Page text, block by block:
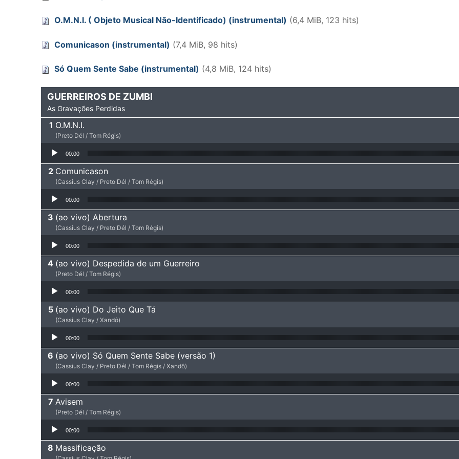
O.M.N.I. ( Objeto Musical Não-Identificado) (instrumental) (6,4 MiB, 123 hits)
Comunicason (instrumental) (7,4 MiB, 98 hits)
Só Quem Sente Sabe (instrumental) (4,8 MiB, 124 hits)
GUERREIROS DE ZUMBI
As Gravações Perdidas
O.M.N.I.
(Preto Dél / Tom Régis)
Tocador de áudio
00:00
Comunicason
(Cassius Clay / Preto Dél / Tom Régis)
Tocador de áudio
00:00
(ao vivo) Abertura
(Cassius Clay / Preto Dél / Tom Régis)
Tocador de áudio
00:00
(ao vivo) Despedida de um Guerreiro
(Preto Dél / Tom Régis)
Tocador de áudio
00:00
(ao vivo) Do Jeito Que Tá
(Cassius Clay / Xandô)
Tocador de áudio
00:00
(ao vivo) Só Quem Sente Sabe (versão 1)
(Cassius Clay / Preto Dél / Tom Régis / Xandô)
Tocador de áudio
00:00
Avisem
(Preto Dél / Tom Régis)
Tocador de áudio
00:00
Massificação